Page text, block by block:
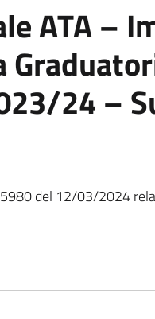
ATA –
24 –
del 12/03/2024